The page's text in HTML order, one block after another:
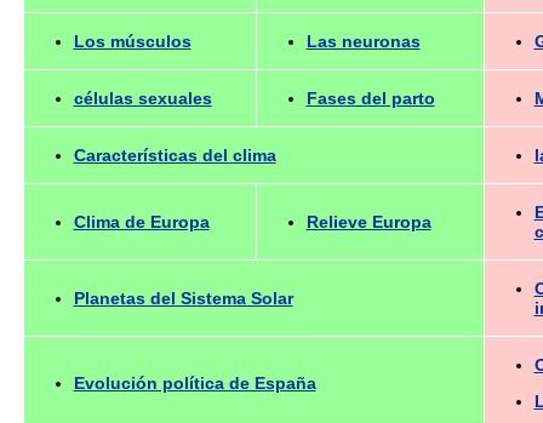
Los músculos Las neuronas
células sexuales Fases del parto
Características del clima
Clima de Europa Relieve Europa
Planetas del Sistema Solar
Evolución política de España